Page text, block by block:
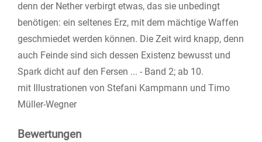
denn der Nether verbirgt etwas, das sie unbedingt
benötigen: ein seltenes Erz, mit dem mächtige Waffen
geschmiedet werden können. Die Zeit wird knapp, denn
auch Feinde sind sich dessen Existenz bewusst und
Spark dicht auf den Fersen ... - Band 2; ab 10.
mit Illustrationen von Stefani Kampmann und Timo
Müller-Wegner
Bewertungen